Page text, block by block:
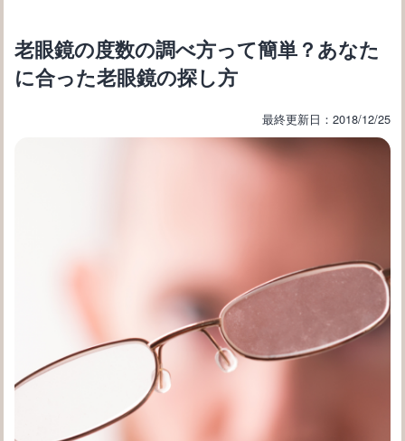
老眼鏡の度数の調べ方って簡単？あなた
に合った老眼鏡の探し方
最終更新日：2018/12/25